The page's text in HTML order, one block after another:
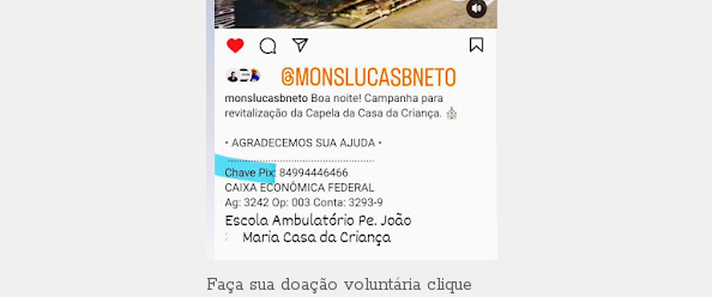
Faça sua doação voluntária clique